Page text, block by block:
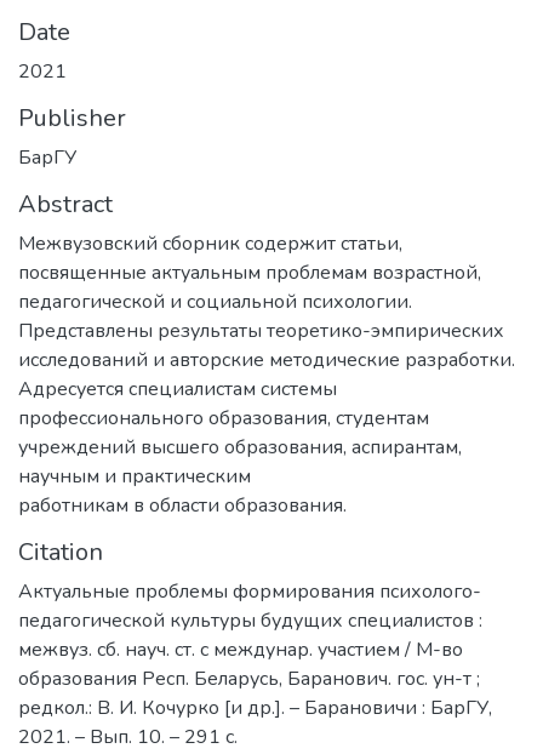
Date
2021
Publisher
БарГУ
Abstract
Межвузовский сборник содержит статьи,
посвященные актуальным проблемам возрастной,
педагогической и социальной психологии.
Представлены результаты теоретико-эмпирических
исследований и авторские методические разработки.
Адресуется специалистам системы
профессионального образования, студентам
учреждений высшего образования, аспирантам,
научным и практическим
работникам в области образования.
Citation
Актуальные проблемы формирования психолого-
педагогической культуры будущих специалистов :
межвуз. сб. науч. ст. с междунар. участием / М-во
образования Респ. Беларусь, Баранович. гос. ун-т ;
редкол.: В. И. Кочурко [и др.]. – Барановичи : БарГУ,
2021. – Вып. 10. – 291 с.